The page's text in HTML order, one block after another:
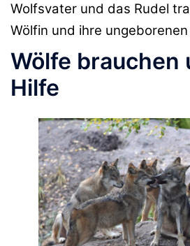
Wolfsvater und das Rudel
Wölfin und ihre ungeborenen
Wölfe brauchen
Hilfe